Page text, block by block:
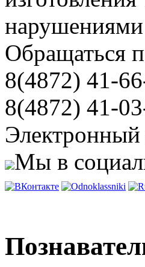
нарушениями
Обращаться
8(4872) 41-
8(4872) 41-
Электронный
Мы в